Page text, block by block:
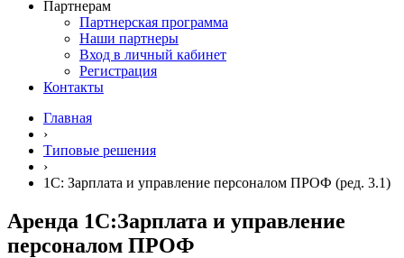
Партнерам
Партнерская программа
Наши партнеры
Вход в личный кабинет
Регистрация
Контакты
Главная
›
Типовые решения
›
1C: Зарплата и управление персоналом ПРОФ (ред. 3.1)
Аренда 1C:Зарплата и управление
персоналом ПРОФ